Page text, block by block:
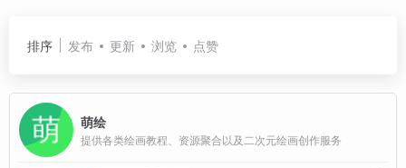
排序 发布 更新 浏览 点赞
萌绘
提供各类绘画教程、资源聚合以及二次元绘画创作服务